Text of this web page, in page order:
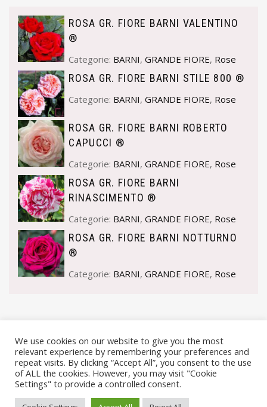
ROSA GR. FIORE BARNI VALENTINO
®
Categorie: BARNI,GRANDE FIORE, Rose
ROSA GR. FIORE BARNI STILE 800 ®
Categorie: BARNI,GRANDE FIORE, Rose
ROSA GR. FIORE BARNI ROBERTO
CAPUCCI ®
Categorie: BARNI,GRANDE FIORE, Rose
ROSA GR. FIORE BARNI
RINASCIMENTO ®
Categorie: BARNI,GRANDE FIORE, Rose
ROSA GR. FIORE BARNI NOTTURNO
®
Categorie: BARNI,GRANDE FIORE, Rose
© VIVAI MARCHE BY ANDREA GOSTOLI P.IVA 02074150414 |
We use cookies on our website to give you the most
relevant experience by remembering your preferences and
repeat visits. By clicking “Accept All”, you consent to the use
of ALL the cookies. However, you may visit "Cookie
Settings" to provide a controlled consent.